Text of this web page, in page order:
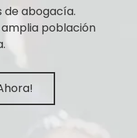
de abogacía.
población